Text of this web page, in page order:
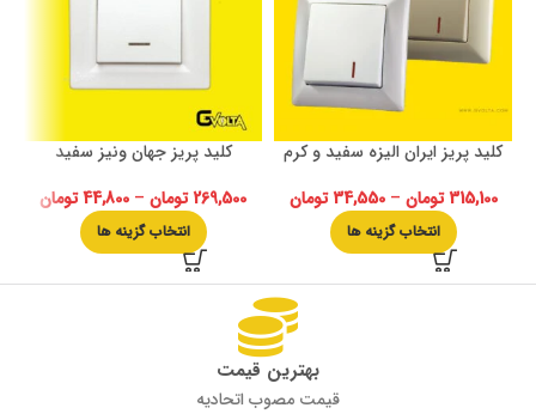
کلید پریز ایران الیزه سفید و کرم
315,100 تومان –
34,550 تومان
انتخاب گزینه ها
کلید پریز جهان ونیز سفید
269,500تومان –
44,800تومان
انتخاب گزینه ها
بهترین قیمت
قیمت مصوب اتحادیه